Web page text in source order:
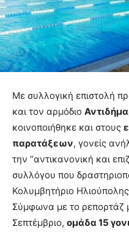
Με συλλογική επιστολή
και τον αρμόδιο
κοινοποιήθηκε και στους
παρατάξεων, γονείς
την “αντικανονική και
συλλόγου που
Κολυμβητήριο
Σύμφωνα με το ρεπορτάζ
Σεπτέμβριο, ομάδα 15